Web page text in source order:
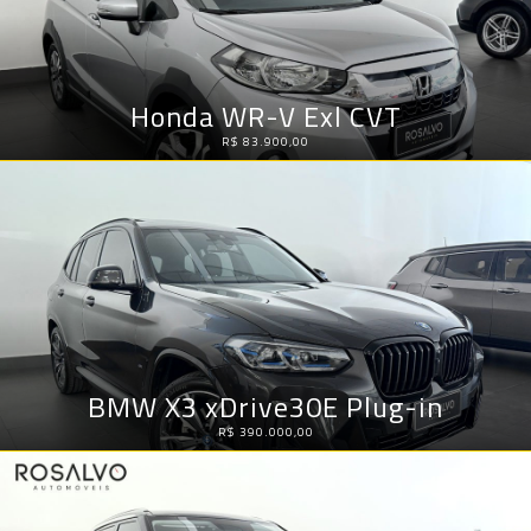
Honda WR-V Exl CVT
R$ 83.900,00
BMW X3 xDrive30E Plug-in
R$ 390.000,00